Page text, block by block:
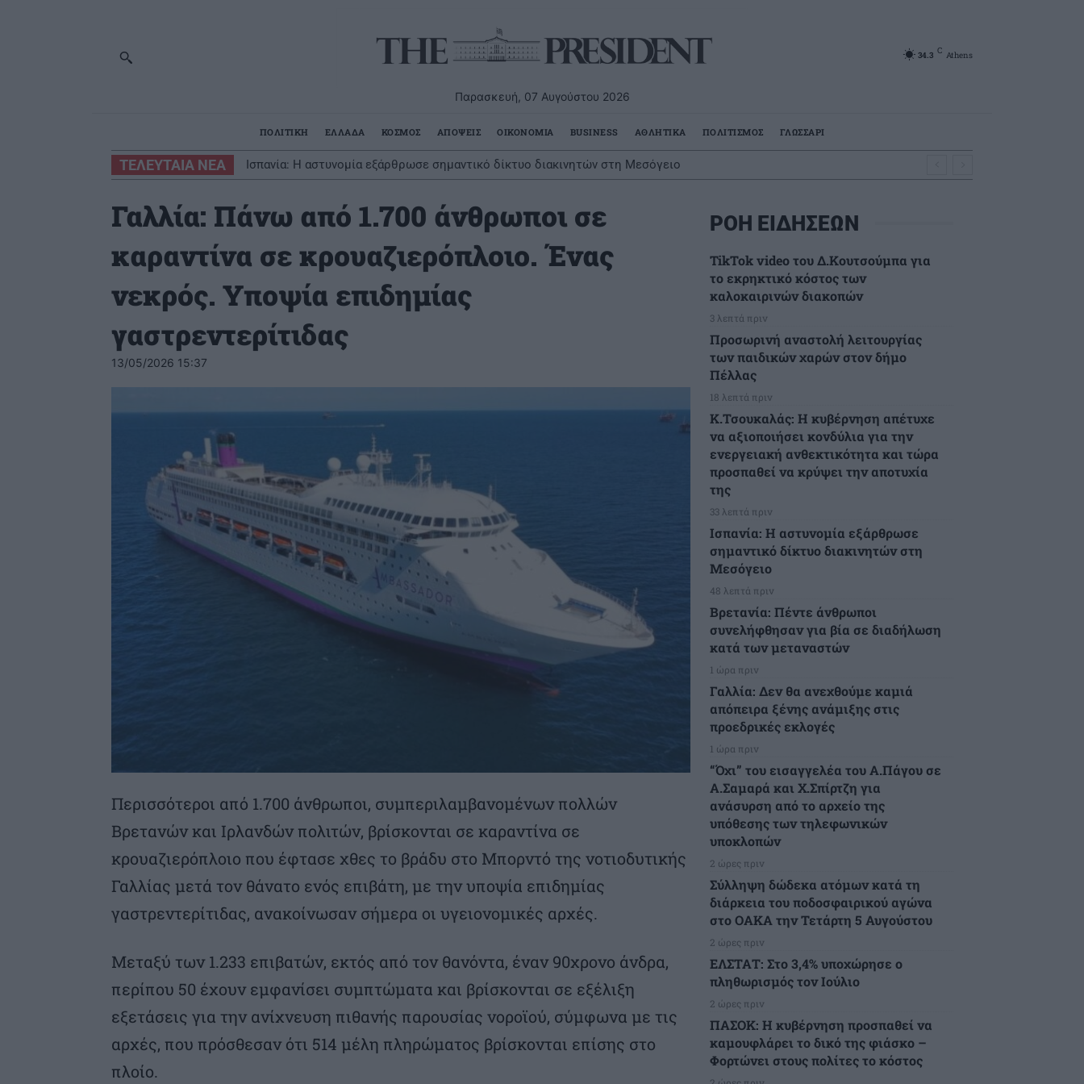
Παρασκευή, 07 Αυγούστου 2026
34.3 C Athens
ΠΟΛΙΤΙΚΗ ΕΛΛΑΔΑ ΚΟΣΜΟΣ ΑΠΟΨΕΙΣ ΟΙΚΟΝΟΜΙΑ BUSINESS ΑΘΛΗΤΙΚΑ ΠΟΛΙΤΙΣΜΟΣ ΓΛΩΣΣΑΡΙ
ΤΕΛΕΥΤΑΙΑ ΝΕΑ Ισπανία: Η αστυνομία εξάρθρωσε σημαντικό δίκτυο διακινητών στη Μεσόγειο
Γαλλία: Πάνω από 1.700 άνθρωποι σε
καραντίνα σε κρουαζιερόπλοιο. Ένας
νεκρός. Υποψία επιδημίας
γαστρεντερίτιδας
13/05/2026 15:37
Περισσότεροι από 1.700 άνθρωποι, συμπεριλαμβανομένων πολλών
Βρετανών και Ιρλανδών πολιτών, βρίσκονται σε καραντίνα σε
κρουαζιερόπλοιο που έφτασε χθες το βράδυ στο Μπορντό της νοτιοδυτικής
Γαλλίας μετά τον θάνατο ενός επιβάτη, με την υποψία επιδημίας
γαστρεντερίτιδας, ανακοίνωσαν σήμερα οι υγειονομικές αρχές.
Μεταξύ των 1.233 επιβατών, εκτός από τον θανόντα, έναν 90χρονο άνδρα,
περίπου 50 έχουν εμφανίσει συμπτώματα και βρίσκονται σε εξέλιξη
εξετάσεις για την ανίχνευση πιθανής παρουσίας νοροϊού, σύμφωνα με τις
αρχές, που πρόσθεσαν ότι 514 μέλη πληρώματος βρίσκονται επίσης στο
πλοίο.
ΡΟΗ ΕΙΔΗΣΕΩΝ
TikTok video του Δ.Κουτσούμπα για
το εκρηκτικό κόστος των
καλοκαιρινών διακοπών
3 λεπτά πριν
Προσωρινή αναστολή λειτουργίας
των παιδικών χαρών στον δήμο
Πέλλας
18 λεπτά πριν
Κ.Τσουκαλάς: Η κυβέρνηση απέτυχε
να αξιοποιήσει κονδύλια για την
ενεργειακή ανθεκτικότητα και τώρα
προσπαθεί να κρύψει την αποτυχία
της
33 λεπτά πριν
Ισπανία: Η αστυνομία εξάρθρωσε
σημαντικό δίκτυο διακινητών στη
Μεσόγειο
48 λεπτά πριν
Βρετανία: Πέντε άνθρωποι
συνελήφθησαν για βία σε διαδήλωση
κατά των μεταναστών
1 ώρα πριν
Γαλλία: Δεν θα ανεχθούμε καμιά
απόπειρα ξένης ανάμιξης στις
προεδρικές εκλογές
1 ώρα πριν
“Όχι” του εισαγγελέα του Α.Πάγου σε
Α.Σαμαρά και Χ.Σπίρτζη για
ανάσυρση από το αρχείο της
υπόθεσης των τηλεφωνικών
υποκλοπών
2 ώρες πριν
Σύλληψη δώδεκα ατόμων κατά τη
διάρκεια του ποδοσφαιρικού αγώνα
στο ΟΑΚΑ την Τετάρτη 5 Αυγούστου
2 ώρες πριν
ΕΛΣΤΑΤ: Στο 3,4% υποχώρησε ο
πληθωρισμός τον Ιούλιο
2 ώρες πριν
ΠΑΣΟΚ: Η κυβέρνηση προσπαθεί να
καμουφλάρει το δικό της φιάσκο –
Φορτώνει στους πολίτες το κόστος